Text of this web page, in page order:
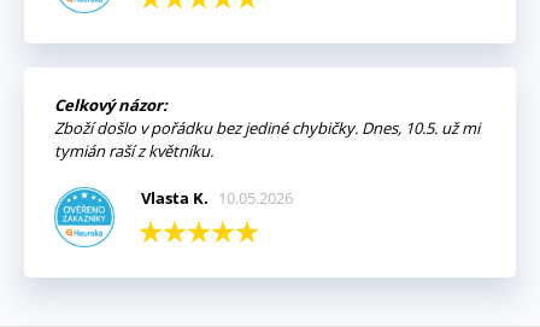
Celkový názor:
Zboží došlo v pořádku bez jediné chybičky. Dnes, 10.5. už mi
tymián raší z květníku.
Vlasta K. 10.05.2026